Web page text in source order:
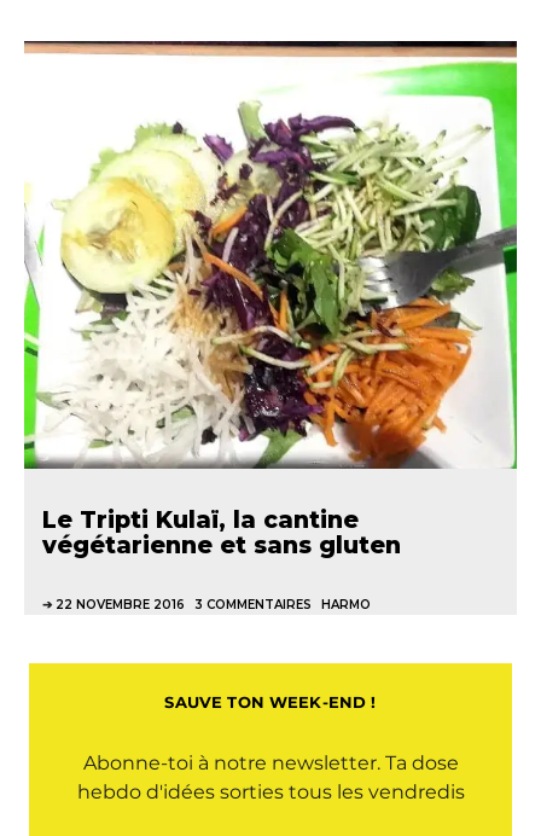
Le Tripti Kulaï, la cantine
végétarienne et sans gluten
22 NOVEMBRE 2016 3 COMMENTAIRES HARMO
SAUVE TON WEEK-END !
Abonne-toi à notre newsletter. Ta dose
hebdo d'idées sorties tous les vendredis